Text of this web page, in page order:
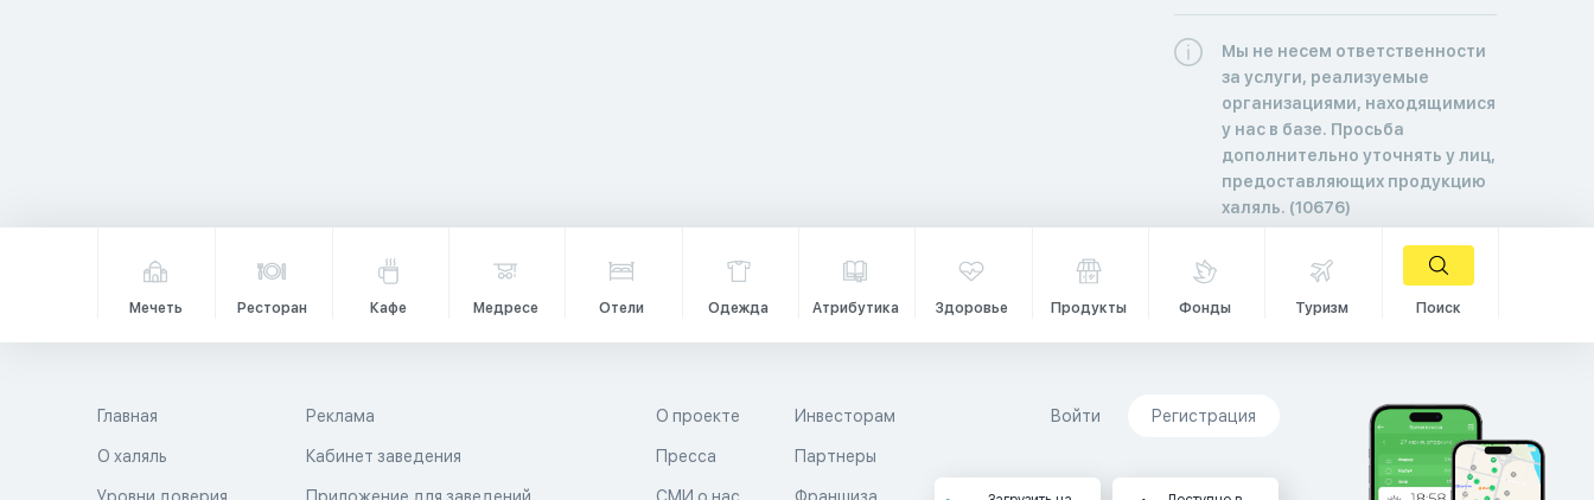
Мы не несем ответственности
за услуги, реализуемые
организациями, находящимися
у нас в базе. Просьба
дополнительно уточнять у лиц,
предоставляющих продукцию
халяль. (10676)
Мечеть Ресторан Кафе Медресе Отели Одежда Атрибутика Здоровье Продукты Фонды Туризм Поиск
Главная
О халяль
Уровни доверия
Реклама
Кабинет заведения
Приложение для заведений
О проекте
Пресса
СМИ о нас
Инвесторам
Партнеры
Франшиза
Войти Регистрация